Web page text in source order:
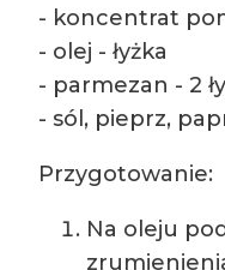
- koncentrat
- olej - łyżka
- parmezan - 2
- sól, pieprz,
Przygotowanie:
Na oleju